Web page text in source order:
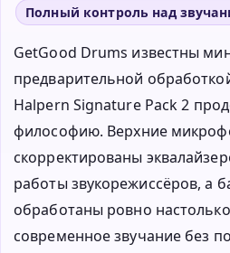
Полный контроль над
GetGood Drums известны
предварительной
Halpern Signature Pack 2
философию. Верхние
скорректированы
работы звукорежиссёров, а
обработаны ровно
современное звучание без